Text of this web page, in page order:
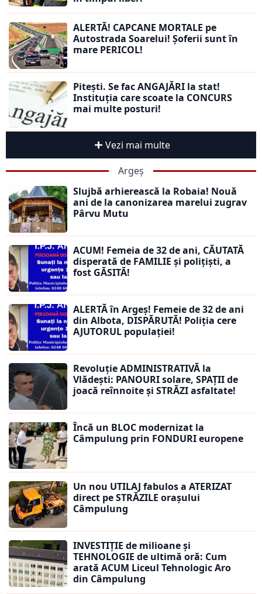
ALERTĂ! CAPCANE MORTALE pe
Autostrada Soarelui! Șoferii sunt în
mare PERICOL!
Pitești. Se fac ANGAJĂRI la stat!
Instituția care scoate la CONCURS
mai multe posturi!
Vezi mai multe
Argeș
Slujbă arhierească la Robaia! Nouă
ani de la canonizarea marelui zugrav
Pârvu Mutu
ACUM! Femeia de 32 de ani, CĂUTATĂ
disperată de FAMILIE și polițiști, a
fost GĂSITĂ!
ALERTĂ în Argeș! Femeie de 32 de ani
din Albota, DISPĂRUTĂ! Poliția cere
AJUTORUL populației!
Revoluție ADMINISTRATIVĂ la
Vlădești: PANOURI solare, SPAȚII de
joacă reînnoite și STRĂZI asfaltate!
Încă un BLOC modernizat la
Câmpulung prin FONDURI europene
Un nou UTILAJ fabulos a ATERIZAT
direct pe STRĂZILE orașului
Câmpulung
INVESTIȚIE de milioane și
TEHNOLOGIE de ultimă oră: Cum
arată ACUM Liceul Tehnologic Aro
din Câmpulung